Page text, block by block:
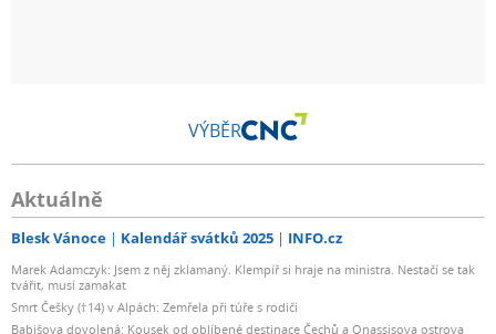
VÝBĚR
Aktuálně
Blesk Vánoce Kalendář svátků 2025 INFO.cz
Marek Adamczyk: Jsem z něj zklamaný. Klempíř si hraje na ministra. Nestačí se tak
tvářit, musí zamakat
Smrt Češky (†14) v Alpách: Zemřela při túře s rodiči
Babišova dovolená: Kousek od oblíbené destinace Čechů a Onassisova ostrova